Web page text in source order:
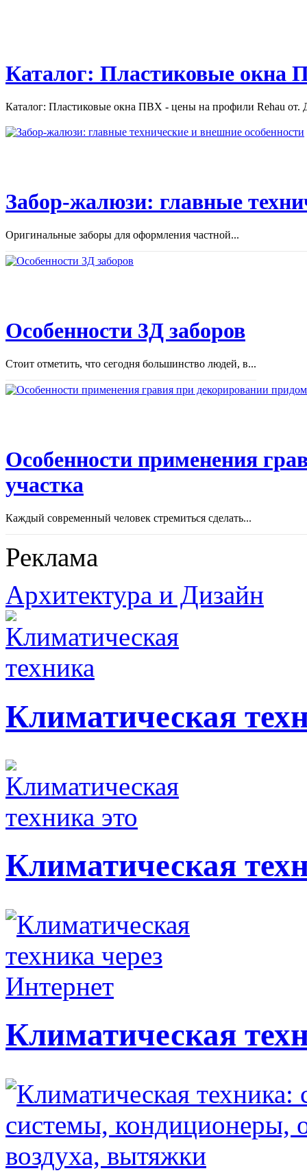
Каталог: Пластиковые окна
Каталог: Пластиковые окна ПВХ - цены на профили Rehau от.
Забор-жалюзи: главные
Оригинальные заборы для оформления частной...
Особенности 3Д заборов
Стоит отметить, что сегодня большинство людей, в...
Особенности применения
участка
Каждый современный человек стремиться сделать...
Реклама
Архитектура и Дизайн
Климатическая
Климатическая
Климатическая